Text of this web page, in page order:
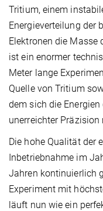
Tritium, einem
Energieverteilung der
Elektronen die Masse
ist ein enormer
Meter lange
Quelle von Tritium
dem sich die
unerreichter Präzision
Die hohe Qualität der
Inbetriebnahme im
Jahren kontinuierlich
Experiment mit
läuft nun wie ein